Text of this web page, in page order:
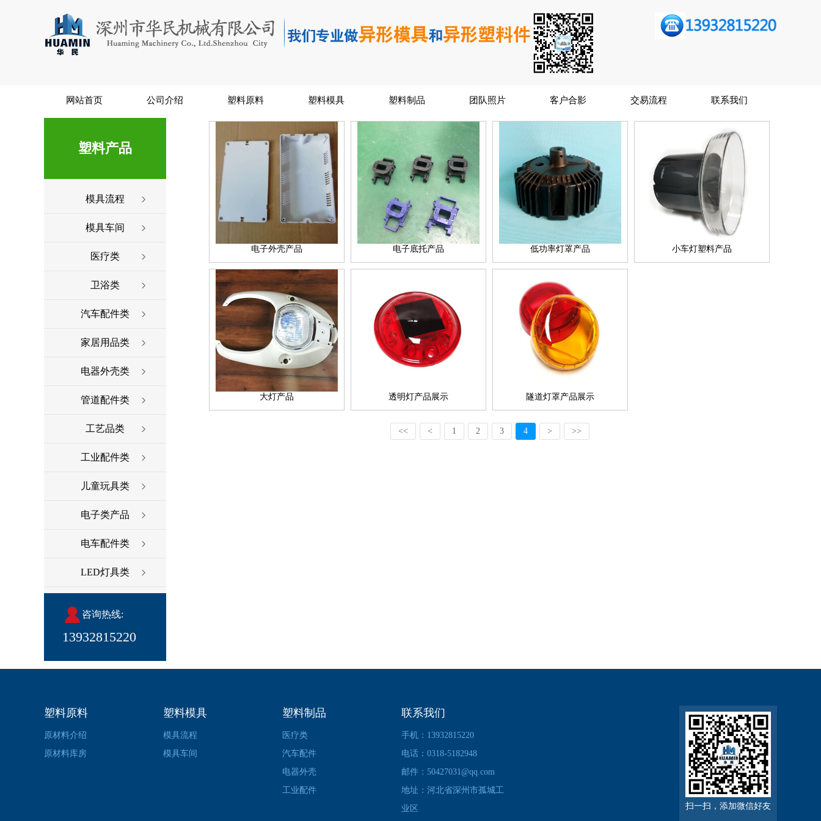
网站首页 公司介绍 塑料原料 塑料模具 塑料制品 团队照片 客户合影 交易流程 联系我们
塑料产品
模具流程
模具车间
医疗类
卫浴类
汽车配件类
家居用品类
电器外壳类
管道配件类
工艺品类
工业配件类
儿童玩具类
电子类产品
电车配件类
LED灯具类
咨询热线:
13932815220
电子外壳产品 电子底托产品 低功率灯罩产品 小车灯塑料产品
大灯产品 透明灯产品展示 隧道灯罩产品展示
<< < 1 2 3 4 > >>
塑料原料
原材料介绍
原材料库房
塑料模具
模具流程
模具车间
塑料制品
医疗类
汽车配件
电器外壳
工业配件
联系我们
手机：13932815220
电话：0318-5182948
邮件：50427031@qq.com
地址：河北省深州市孤城工
业区
扫一扫，添加微信好友